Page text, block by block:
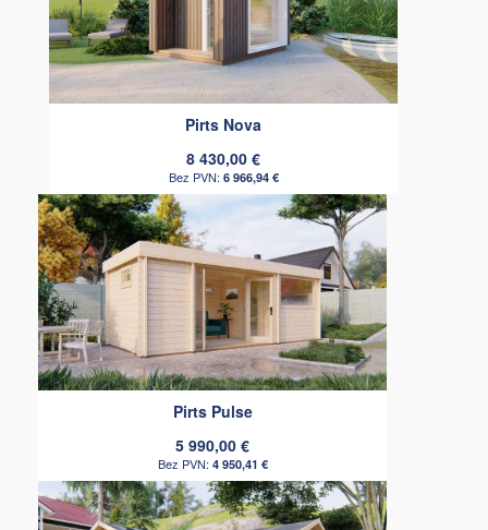
Pirts Nova
8 430,00 €
6 966,94 €
Pirts Pulse
5 990,00 €
4 950,41 €